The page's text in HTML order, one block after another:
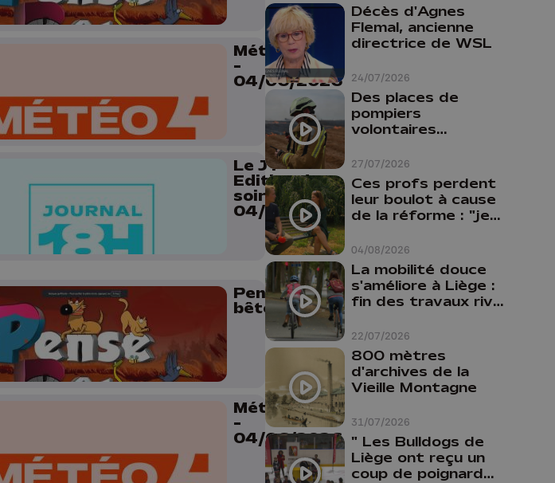
Météo Soir
-
04/06/2026
Le JT
Edition du
soir -
04/06/2026
Pense
bêtes
Météo Soir
-
04/06/2026
24/07/2026
Décès d'Agnes
Flemal, ancienne
directrice de WSL
27/07/2026
Des places de
pompiers
volontaires
province de Liège :
"Un citoyen qui
n'est formé ne
peut pas nous
aider"
04/08/2026
Ces profs perdent
leur boulot à cause
de la réforme : "je
comme prof que
comme
pharmacienne"
22/07/2026
La mobilité douce
s'améliore à Liège :
fin des travaux rive
cyclo-piétonnes
Avroy et
Guillemins...
31/07/2026
800 mètres
d'archives de la
Vieille Montagne
" Les Bulldogs de
Liège ont reçu un
coup de poignard